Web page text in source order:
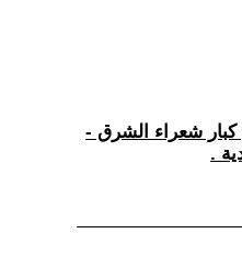
كبار شعراء الشرق -
.